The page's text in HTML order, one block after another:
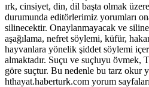
ırk, cinsiyet, din, dil başta olmak üzere
durumunda editörlerimiz yorumları
silinecektir. Onaylanmayacak ve
aşağılama, nefret söylemi, küfür,
hayvanlara yönelik şiddet söylemi
almaktadır. Suçu ve suçluyu övmek,
göre suçtur. Bu nedenle bu tarz okur
hthayat.haberturk.com yorum